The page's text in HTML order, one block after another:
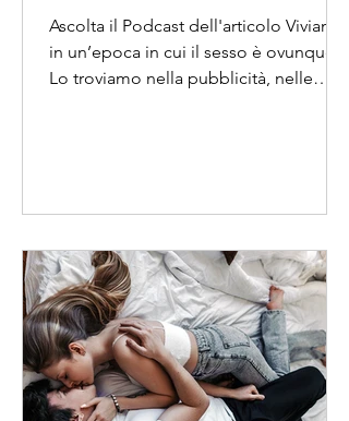
Ascolta il Podcast dell'articolo Viviamo
in un’epoca in cui il sesso è ovunque.
Lo troviamo nella pubblicità, nelle
nonostante questa continua
persone raccontano di sentirsi
profondamente sole anche dentro
rapporti intimi e sessualmente attivi. È
una contraddizione sempre più
frequente nei perc